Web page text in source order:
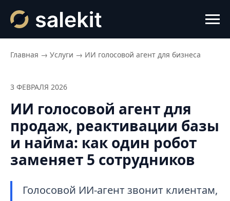
Главная → Услуги → ИИ голосовой агент для бизнеса
3 ФЕВРАЛЯ 2026
ИИ голосовой агент для
продаж, реактивации базы
и найма: как один робот
заменяет 5 сотрудников
Голосовой ИИ-агент звонит клиентам,